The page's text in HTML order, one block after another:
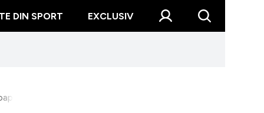
DIN SPORT EXCLUSIV
28 de milioane de euro